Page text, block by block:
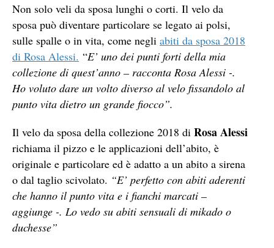
Non solo veli da sposa lunghi o corti. Il velo da
sposa può diventare particolare se legato ai polsi,
sulle spalle o in vita, come negli abiti da sposa 2018
di Rosa Alessi. “E’ uno dei punti forti della mia
collezione di quest’anno – racconta Rosa Alessi -.
Ho voluto dare un volto diverso al velo fissandolo al
punto vita dietro un grande fiocco”.
Il velo da sposa della collezione 2018 di Rosa Alessi
richiama il pizzo e le applicazioni dell’abito, è
originale e particolare ed è adatto a un abito a sirena
o dal taglio scivolato. “E’ perfetto con abiti aderenti
che hanno il punto vita e i fianchi marcati –
aggiunge -. Lo vedo su abiti sensuali di mikado o
duchesse”